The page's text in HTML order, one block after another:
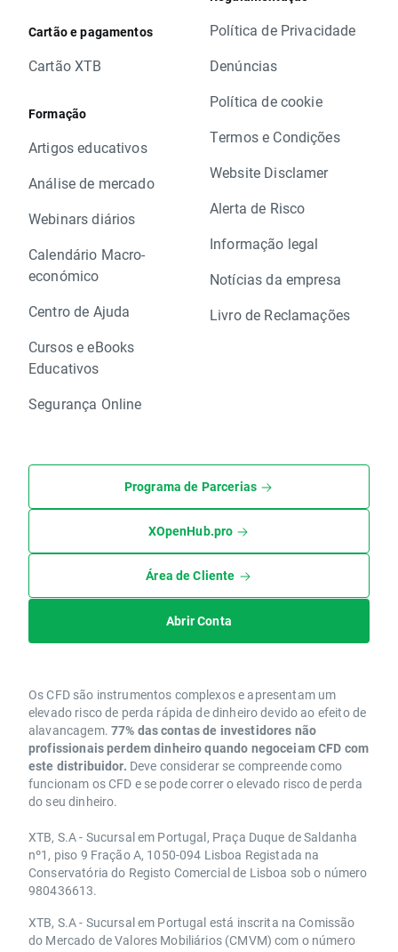
Cartão e pagamentos
Cartão XTB
Formação
Artigos educativos
Análise de mercado
Webinars diários
Calendário Macro-
económico
Centro de Ajuda
Cursos e eBooks
Educativos
Segurança Online
Política de Privacidade
Denúncias
Política de cookie
Termos e Condições
Website Disclamer
Alerta de Risco
Informação legal
Notícias da empresa
Livro de Reclamações
Programa de Parcerias
XOpenHub.pro
Área de Cliente
Abrir Conta
Os CFD são instrumentos complexos e apresentam um
elevado risco de perda rápida de dinheiro devido ao efeito de
alavancagem. 77% das contas de investidores não
profissionais perdem dinheiro quando negoceiam CFD com
este distribuidor. Deve considerar se compreende como
funcionam os CFD e se pode correr o elevado risco de perda
do seu dinheiro.
XTB, S.A - Sucursal em Portugal, Praça Duque de Saldanha
nº1, piso 9 Fração A, 1050-094 Lisboa Registada na
Conservatória do Registo Comercial de Lisboa sob o número
980436613.
XTB, S.A - Sucursal em Portugal está inscrita na Comissão
do Mercado de Valores Mobiliários (CMVM) com o número